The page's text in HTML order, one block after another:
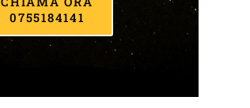
0755184141